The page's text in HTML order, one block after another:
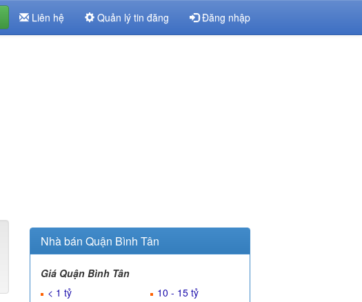
Liên hệ Quản lý tin đăng Đăng nhập
Nhà bán Quận Bình Tân
Giá Quận Bình Tân
< 1 tỷ
10 - 15 tỷ